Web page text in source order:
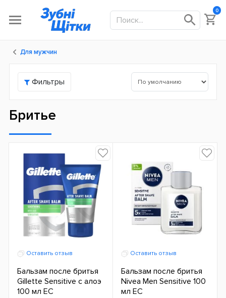
0
Для мужчин
Фильтры
Бритье
Оставить отзыв
Бальзам после бритья
Gillette Sensitive с алоэ
100 мл ЕС
Оставить отзыв
Бальзам после бритья
Nivea Men Sensitive 100
мл ЕС